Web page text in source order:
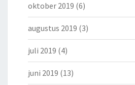
oktober 2019 (6)
augustus 2019 (3)
juli 2019 (4)
juni 2019 (13)